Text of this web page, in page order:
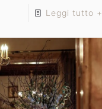
Leggi tutto +